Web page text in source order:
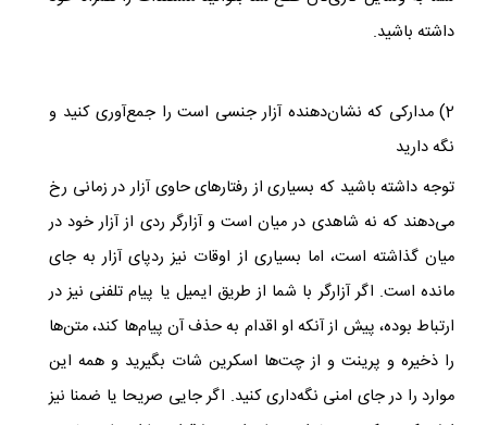
داشته باشید.
2) مدارکی که نشان‌دهنده آزار جنسی است را جمع‌آوری کنید و
نگه دارید
توجه داشته باشید که بسیاری از رفتارهای حاوی آزار در زمانی رخ
می‌دهند که نه شاهدی در میان است و آزارگر ردی از آزار خود در
میان گذاشته است، اما بسیاری از اوقات نیز ردپای آزار به جای
مانده است. اگر آزارگر با شما از طریق ایمیل یا پیام تلفنی نیز در
ارتباط بوده، پیش از آنکه او اقدام به حذف آن پیام‌ها کند، متن‌ها
را ذخیره و پرینت و از چت‌ها اسکرین شات بگیرید و همه این
موارد را در جای امنی نگه‌داری کنید. اگر جایی صریحا یا ضمنا نیز